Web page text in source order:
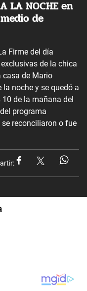
LA NOCHE en
de
Firme del día
de la chica
casa de Mario
noche y se quedó a
de la mañana del
programa
reconciliaron o fue